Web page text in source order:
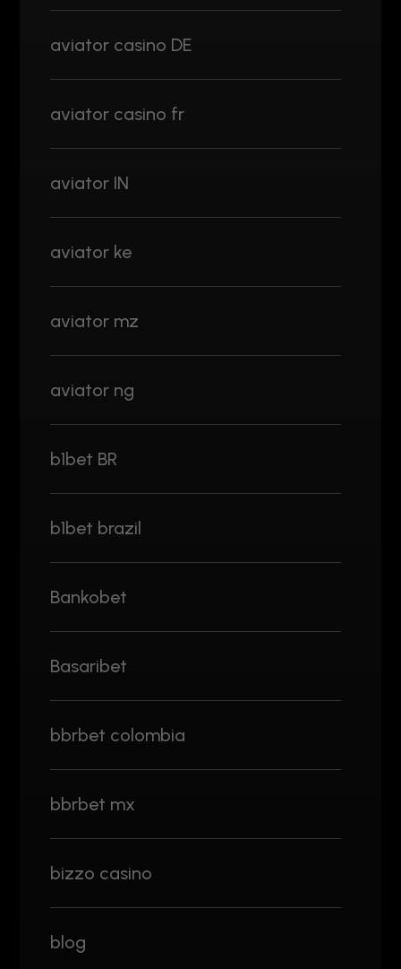
aviator casino DE
aviator casino fr
aviator IN
aviator ke
aviator mz
aviator ng
b1bet BR
b1bet brazil
Bankobet
Basaribet
bbrbet colombia
bbrbet mx
bizzo casino
blog